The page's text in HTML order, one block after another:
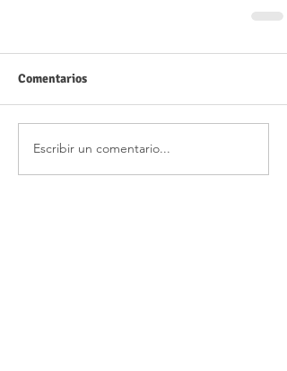
Comentarios
Escribir un comentario...